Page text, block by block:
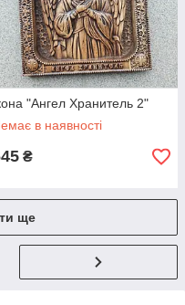
"Ангел Хранитель 2"
в наявності
₴
ще